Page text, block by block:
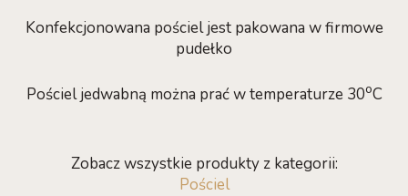
Konfekcjonowana pościel jest pakowana w firmowe
pudełko
Pościel jedwabną można prać w temperaturze 30oC
Zobacz wszystkie produkty z kategorii:
Pościel